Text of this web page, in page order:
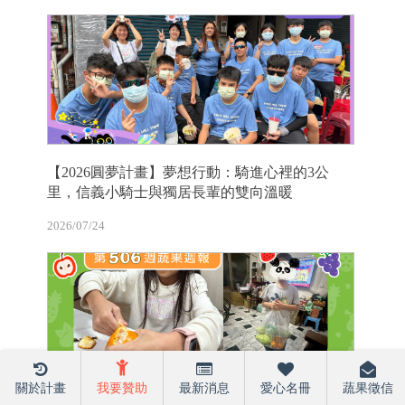
【2026圓夢計畫】夢想行動：騎進心裡的3公
里，信義小騎士與獨居長輩的雙向溫暖
2026/07/24
關於計畫 我要贊助 最新消息 愛心名冊 蔬果徵信